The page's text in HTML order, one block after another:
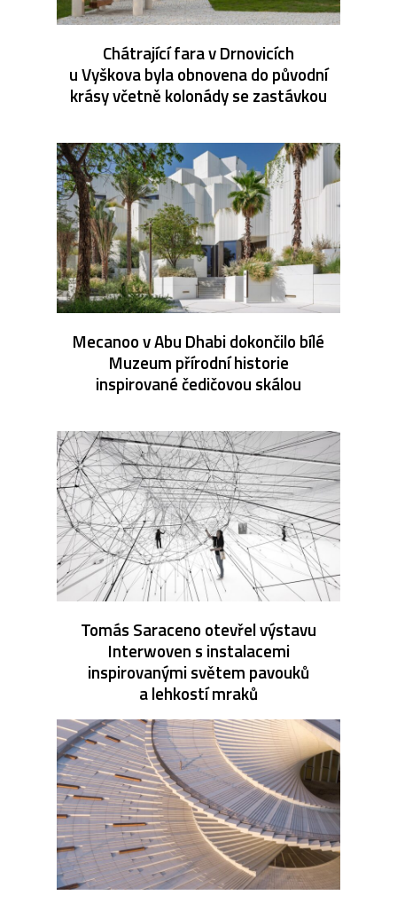
Chátrající fara v Drnovicích
u Vyškova byla obnovena do původní
krásy včetně kolonády se zastávkou
Mecanoo v Abu Dhabi dokončilo bílé
Muzeum přírodní historie
inspirované čedičovou skálou
Tomás Saraceno otevřel výstavu
Interwoven s instalacemi
inspirovanými světem pavouků
a lehkostí mraků